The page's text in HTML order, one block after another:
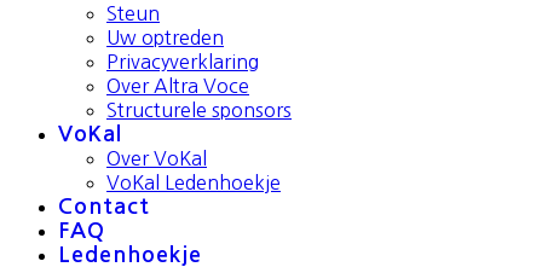
Steun
Uw optreden
Privacyverklaring
Over Altra Voce
Structurele sponsors
VoKal
Over VoKal
VoKal Ledenhoekje
Contact
FAQ
Ledenhoekje